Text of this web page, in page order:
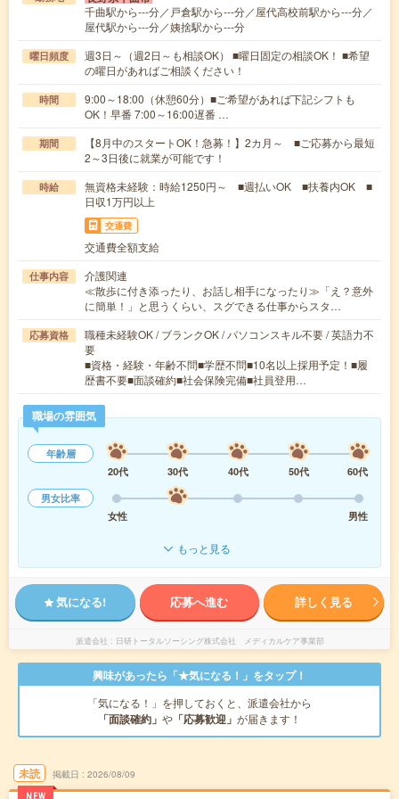
千曲駅から---分／戸倉駅から---分／屋代高校前駅から---分／
屋代駅から---分／姨捨駅から---分
曜日頻度
週3日～（週2日～も相談OK） ■曜日固定の相談OK！ ■希望
の曜日があればご相談ください！
時間
9:00～18:00（休憩60分）■ご希望があれば下記シフトも
OK！早番 7:00～16:00遅番 …
期間
【8月中のスタートOK！急募！】2カ月～ ■ご応募から最短
2～3日後に就業が可能です！
時給
無資格未経験：時給1250円～ ■週払いOK ■扶養内OK ■
日収1万円以上
交通費
交通費全額支給
仕事内容
介護関連
≪散歩に付き添ったり、お話し相手になったり≫「え？意外
に簡単！」と思うくらい、スグできる仕事からスタ…
応募資格
職種未経験OK / ブランクOK / パソコンスキル不要 / 英語力不
要
■資格・経験・年齢不問■学歴不問■10名以上採用予定！■履
歴書不要■面談確約■社会保険完備■社員登用…
職場の雰囲気
年齢層
20代
30代 40代 50代
60代
男女比率
女性
男性
もっと見る
気になる! 応募へ進む 詳しく見る
派遣会社 日研トータルソーシング株式会社 メディカルケア事業部
興味があったら「★気になる！」をタップ！
「気になる！」を押しておくと、派遣会社から
「面談確約」 や 「応募歓迎」 が届きます！
未読 掲載日 2026/08/09